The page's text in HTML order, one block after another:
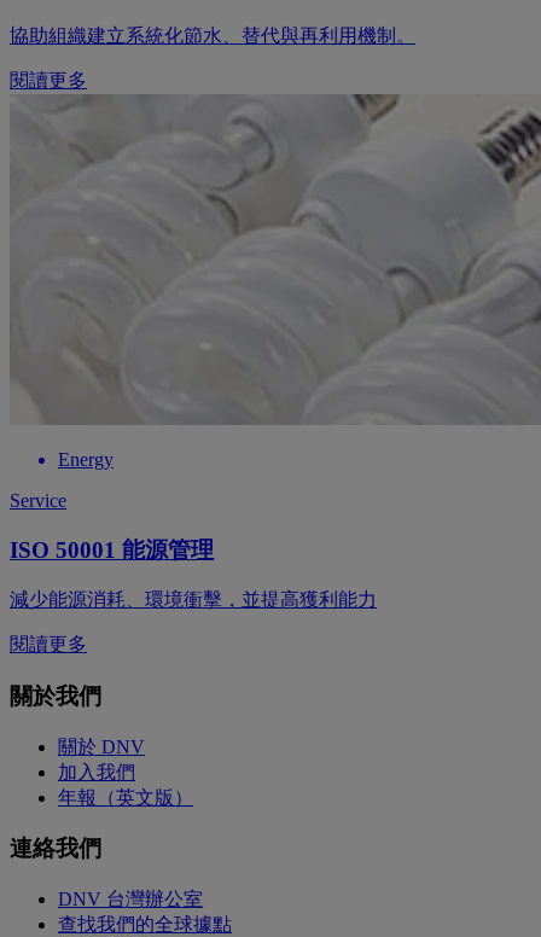
協助組織建立系統化節水、替代與再利用機制。
閱讀更多
Energy
Service
ISO 50001 能源管理
減少能源消耗、環境衝擊，並提高獲利能力
閱讀更多
關於我們
關於 DNV
加入我們
年報（英文版）
連絡我們
DNV 台灣辦公室
查找我們的全球據點